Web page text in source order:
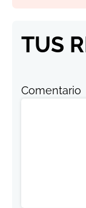
TUS
Comentario